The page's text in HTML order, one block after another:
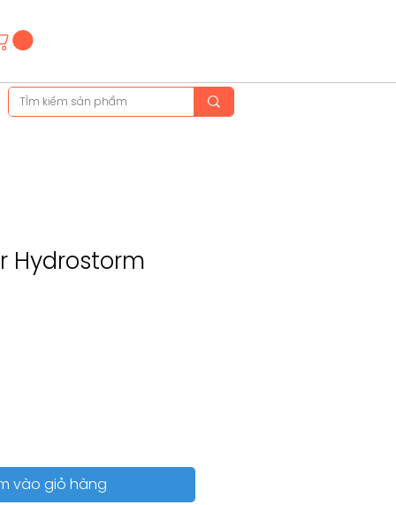
Hydrostorm
vào giỏ hàng